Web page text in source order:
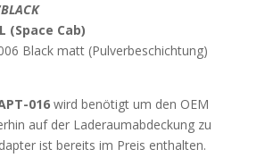
(Space Cab)
Black matt (Pulverbeschichtung)
016wird benötigt um den OEM
auf der Laderaumabdeckung zu
ist bereits im Preis enthalten.